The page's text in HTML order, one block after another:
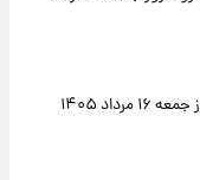
قیمت طلا و سکه امروز جمعه ۱۶ مرداد ۱۴۰۵